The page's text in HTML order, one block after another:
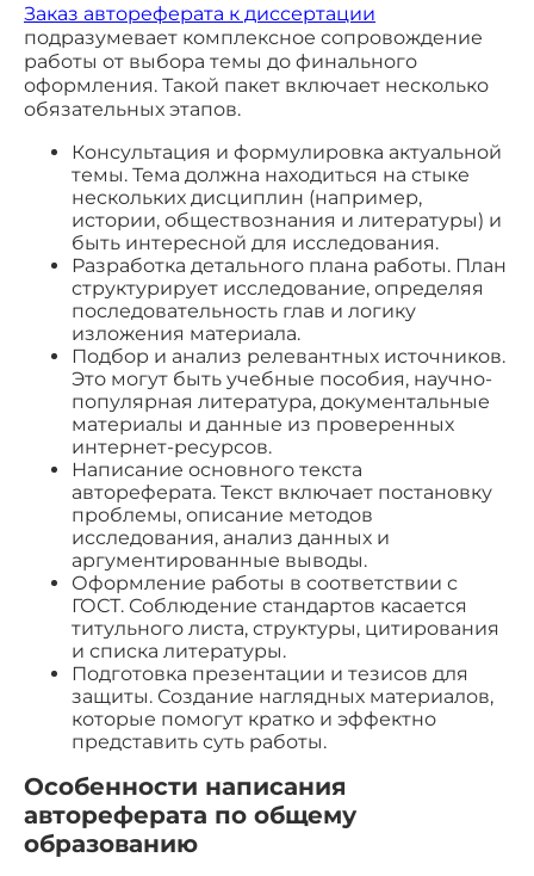
Заказ автореферата к диссертации
подразумевает комплексное сопровождение
работы от выбора темы до финального
оформления. Такой пакет включает несколько
обязательных этапов.
Консультация и формулировка актуальной
темы. Тема должна находиться на стыке
нескольких дисциплин (например,
истории, обществознания и литературы) и
быть интересной для исследования.
Разработка детального плана работы. План
структурирует исследование, определяя
последовательность глав и логику
изложения материала.
Подбор и анализ релевантных источников.
Это могут быть учебные пособия, научно-
популярная литература, документальные
материалы и данные из проверенных
интернет-ресурсов.
Написание основного текста
автореферата. Текст включает постановку
проблемы, описание методов
исследования, анализ данных и
аргументированные выводы.
Оформление работы в соответствии с
ГОСТ. Соблюдение стандартов касается
титульного листа, структуры, цитирования
и списка литературы.
Подготовка презентации и тезисов для
защиты. Создание наглядных материалов,
которые помогут кратко и эффектно
представить суть работы.
Особенности написания
автореферата по общему
образованию